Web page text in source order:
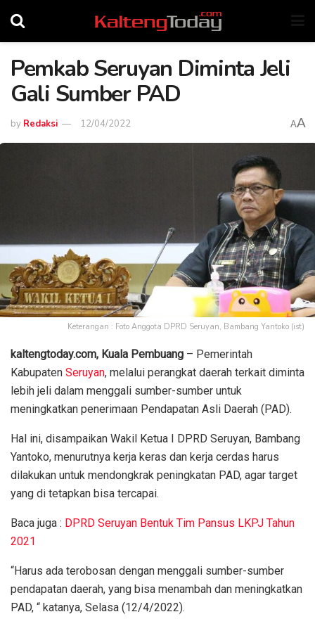
Pemkab Seruyan Diminta Jeli
Gali Sumber PAD
by Redaksi 12/04/2022 AA
Keterangan : Foto Anggota DPRD Seruyan, Bambang Yantoko (ist)
kaltengtoday.com, Kuala Pembuang – Pemerintah
Kabupaten Seruyan, melalui perangkat daerah terkait diminta
lebih jeli dalam menggali sumber-sumber untuk
meningkatkan penerimaan Pendapatan Asli Daerah (PAD).
Hal ini, disampaikan Wakil Ketua I DPRD Seruyan, Bambang
Yantoko, menurutnya kerja keras dan kerja cerdas harus
dilakukan untuk mendongkrak peningkatan PAD, agar target
yang di tetapkan bisa tercapai.
Baca juga : DPRD Seruyan Bentuk Tim Pansus LKPJ Tahun
2021
“Harus ada terobosan dengan menggali sumber-sumber
pendapatan daerah, yang bisa menambah dan meningkatkan
PAD, “ katanya, Selasa (12/4/2022).